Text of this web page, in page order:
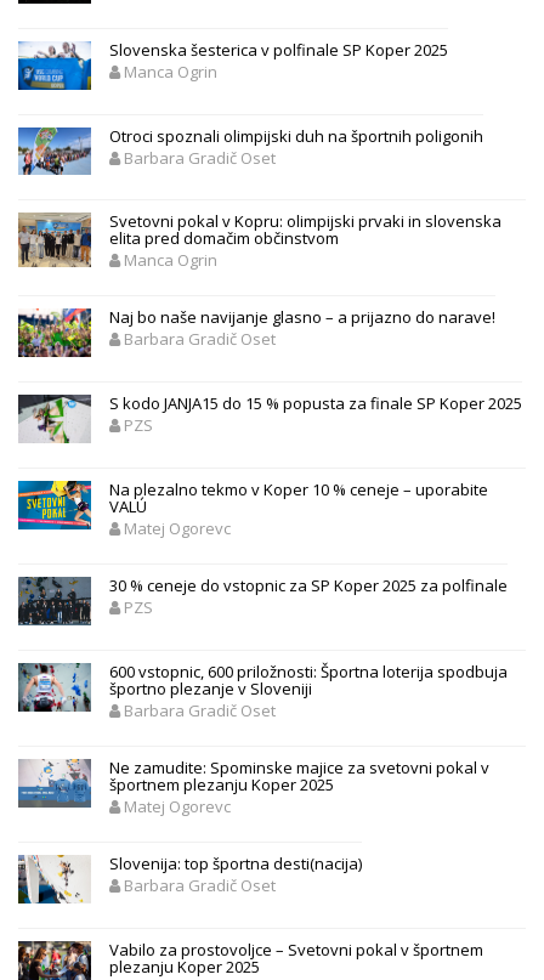
Slovenska šesterica v polfinale SP Koper 2025
Manca Ogrin
Otroci spoznali olimpijski duh na športnih poligonih
Barbara Gradič Oset
Svetovni pokal v Kopru: olimpijski prvaki in slovenska
elita pred domačim občinstvom
Manca Ogrin
Naj bo naše navijanje glasno – a prijazno do narave!
Barbara Gradič Oset
S kodo JANJA15 do 15 % popusta za finale SP Koper 2025
PZS
Na plezalno tekmo v Koper 10 % ceneje – uporabite
VALÚ
Matej Ogorevc
30 % ceneje do vstopnic za SP Koper 2025 za polfinale
PZS
600 vstopnic, 600 priložnosti: Športna loterija spodbuja
športno plezanje v Sloveniji
Barbara Gradič Oset
Ne zamudite: Spominske majice za svetovni pokal v
športnem plezanju Koper 2025
Matej Ogorevc
Slovenija: top športna desti(nacija)
Barbara Gradič Oset
Vabilo za prostovoljce – Svetovni pokal v športnem
plezanju Koper 2025